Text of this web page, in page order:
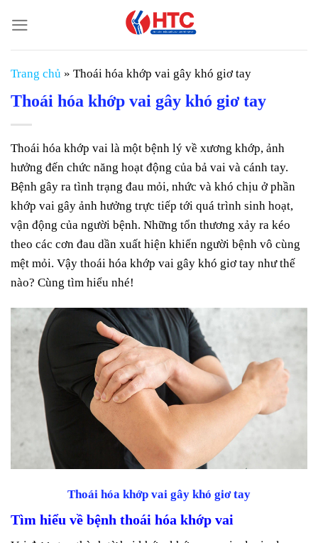
đến
nội
dung
Trang chủ » Thoái hóa khớp vai gây khó giơ tay
Thoái hóa khớp vai gây khó giơ tay
Thoái hóa khớp vai là một bệnh lý về xương khớp, ảnh
hưởng đến chức năng hoạt động của bả vai và cánh tay.
Bệnh gây ra tình trạng đau mỏi, nhức và khó chịu ở phần
khớp vai gây ảnh hưởng trực tiếp tới quá trình sinh hoạt,
vận động của người bệnh. Những tổn thương xảy ra kéo
theo các cơn đau dần xuất hiện khiến người bệnh vô cùng
mệt mỏi. Vậy thoái hóa khớp vai gây khó giơ tay như thế
nào? Cùng tìm hiểu nhé!
Thoái hóa khớp vai gây khó giơ tay
Tìm hiểu về bệnh thoái hóa khớp vai